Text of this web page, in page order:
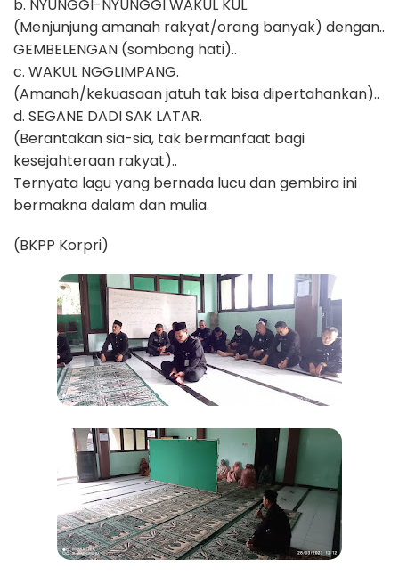
b. NYUNGGI-NYUNGGI WAKUL KUL.
(Menjunjung amanah rakyat/orang banyak) dengan..
GEMBELENGAN (sombong hati)..
c. WAKUL NGGLIMPANG.
(Amanah/kekuasaan jatuh tak bisa dipertahankan)..
d. SEGANE DADI SAK LATAR.
(Berantakan sia-sia, tak bermanfaat bagi
kesejahteraan rakyat)..
Ternyata lagu yang bernada lucu dan gembira ini
bermakna dalam dan mulia.
(BKPP Korpri)